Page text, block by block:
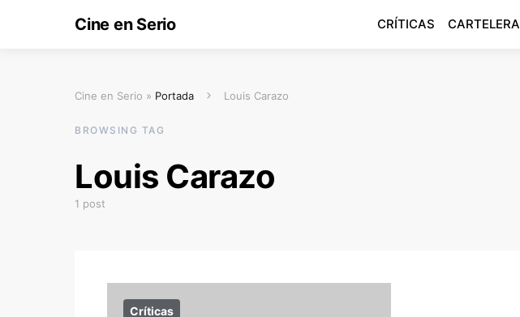
Cine en Serio CRÍTICAS CARTELERA
Cine en Serio » Portada Louis Carazo
BROWSING TAG
Louis Carazo
1 post
Críticas